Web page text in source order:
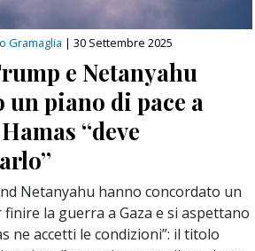
Gramaglia | 30 Settembre 2025
e Netanyahu
un piano di pace a
“deve
Netanyahu hanno concordato un
la guerra a Gaza e si aspettano
ne accetti le condizioni”: il titolo